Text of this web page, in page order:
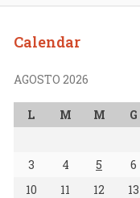
Calendar
AGOSTO 2026
L M M G
3
4 5 6
10
11 12 13